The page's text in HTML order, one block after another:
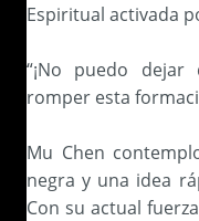
Espiritual activada
“¡No puedo
romper esta
Mu Chen
negra y una idea
Con su actual